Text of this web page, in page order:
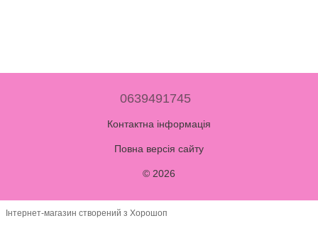
0639491745
Контактна інформація
Повна версія сайту
© 2026
Інтернет-магазин створений з Хорошоп